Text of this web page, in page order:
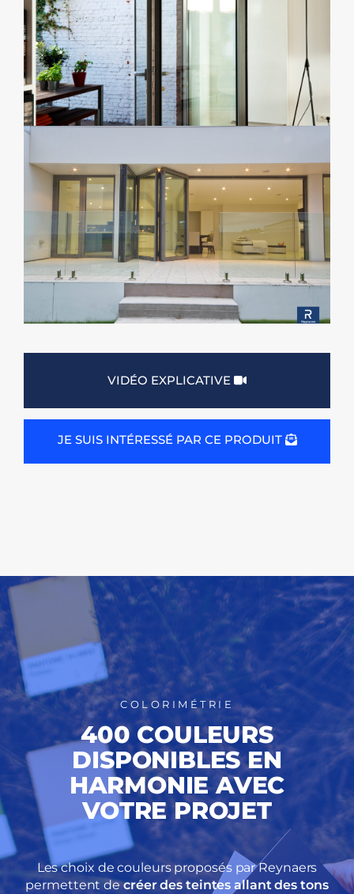
VIDÉO EXPLICATIVE
JE SUIS INTÉRESSÉ PAR CE PRODUIT
COLORIMÉTRIE
400 COULEURS
DISPONIBLESEN
HARMONIE AVEC
VOTRE PROJET
Les choix de couleurs proposés par Reynaers
permettent decréer des teintes allant des tons